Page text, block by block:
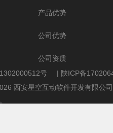
产品优势
公司优势
公司资质
号
| 陕ICP备
西安星空互动软件开发有限公